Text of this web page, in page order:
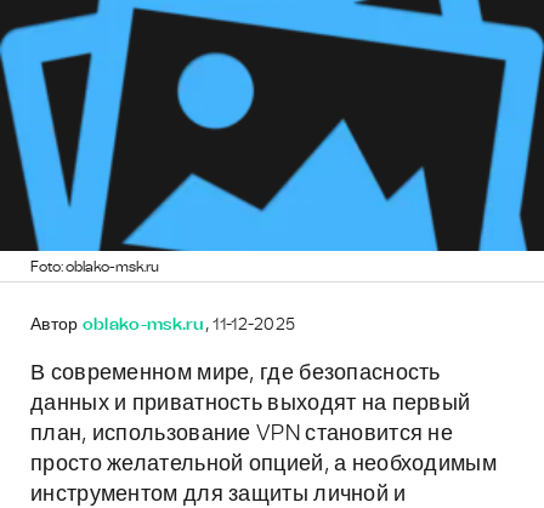
Foto: oblako-msk.ru
Автор oblako-msk.ru , 11-12-2025
В современном мире, где безопасность
данных и приватность выходят на первый
план, использование VPN становится не
просто желательной опцией, а необходимым
инструментом для защиты личной и